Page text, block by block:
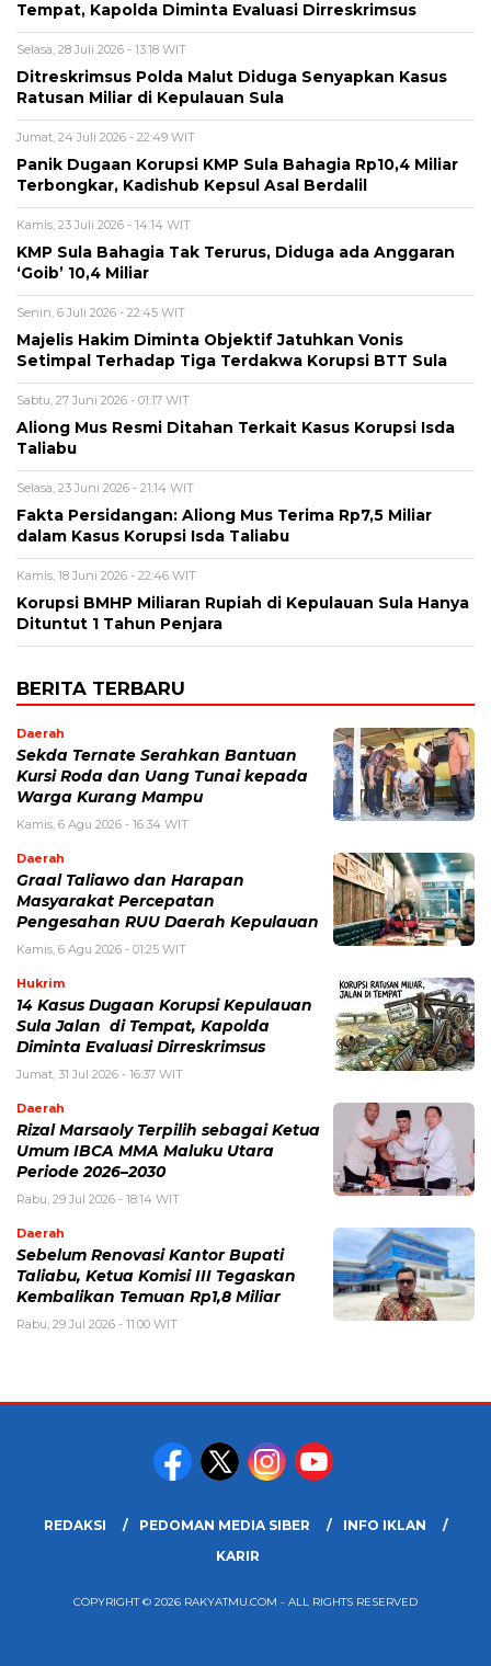
Tempat, Kapolda Diminta Evaluasi Dirreskrimsus
Selasa, 28 Juli 2026 - 13:18 WIT
Ditreskrimsus Polda Malut Diduga Senyapkan Kasus
Ratusan Miliar di Kepulauan Sula
Jumat, 24 Juli 2026 - 22:49 WIT
Panik Dugaan Korupsi KMP Sula Bahagia Rp10,4 Miliar
Terbongkar, Kadishub Kepsul Asal Berdalil
Kamis, 23 Juli 2026 - 14:14 WIT
KMP Sula Bahagia Tak Terurus, Diduga ada Anggaran
‘Goib’ 10,4 Miliar
Senin, 6 Juli 2026 - 22:45 WIT
Majelis Hakim Diminta Objektif Jatuhkan Vonis
Setimpal Terhadap Tiga Terdakwa Korupsi BTT Sula
Sabtu, 27 Juni 2026 - 01:17 WIT
Aliong Mus Resmi Ditahan Terkait Kasus Korupsi Isda
Taliabu
Selasa, 23 Juni 2026 - 21:14 WIT
Fakta Persidangan: Aliong Mus Terima Rp7,5 Miliar
dalam Kasus Korupsi Isda Taliabu
Kamis, 18 Juni 2026 - 22:46 WIT
Korupsi BMHP Miliaran Rupiah di Kepulauan Sula Hanya
Dituntut 1 Tahun Penjara
BERITA TERBARU
Daerah
Sekda Ternate Serahkan Bantuan
Kursi Roda dan Uang Tunai kepada
Warga Kurang Mampu
Kamis, 6 Agu 2026 - 16:34 WIT
Daerah
Graal Taliawo dan Harapan
Masyarakat Percepatan
Pengesahan RUU Daerah Kepulauan
Kamis, 6 Agu 2026 - 01:25 WIT
Hukrim
14 Kasus Dugaan Korupsi Kepulauan
Sula Jalan di Tempat, Kapolda
Diminta Evaluasi Dirreskrimsus
Jumat, 31 Jul 2026 - 16:37 WIT
Daerah
Rizal Marsaoly Terpilih sebagai Ketua
Umum IBCA MMA Maluku Utara
Periode 2026–2030
Rabu, 29 Jul 2026 - 18:14 WIT
Daerah
Sebelum Renovasi Kantor Bupati
Taliabu, Ketua Komisi III Tegaskan
Kembalikan Temuan Rp1,8 Miliar
Rabu, 29 Jul 2026 - 11:00 WIT
REDAKSI PEDOMAN MEDIA SIBER
INFO IKLAN
KARIR
COPYRIGHT © 2026 RAKYATMU.COM - ALL RIGHTS RESERVED